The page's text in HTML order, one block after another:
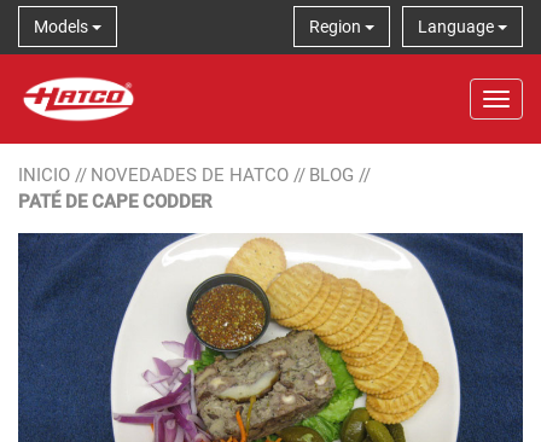
Models Language
Region
INICIO // NOVEDADES DE HATCO // BLOG //
PATÉ DE CAPE CODDER